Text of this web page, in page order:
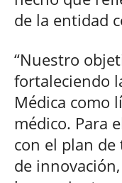
de la entidad
“Nuestro
fortaleciendo
Médica como
médico. Para
con el plan
de